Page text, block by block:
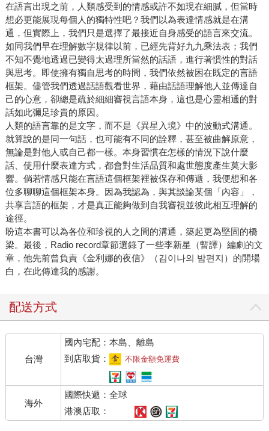
在語言出現之前，人類感受到的情感或許不如現在細膩，但當時
想必更能展現每個人的獨特性吧？我們以為表達情感就是在溝
通，但實際上，我們只是選擇了最接近自身感受的語言來交流。
如同我們早在理解數字規律以前，已經先背好九九乘法表；我們
不知不覺地透過已變得太過理所當然的話語，進行著慣性的對話
與思考。即使擁有獨自思考的時間，我們依然被困在既定的言語
框架。儘管我們透過話語觀看世界，藉由話語理解他人並傳達自
己的心意，卻總是疏於細細審視言語本身，這也是心靈相通的對
話如此彌足珍貴的原因。
人類的語言靠的是文字，而不是《異星入境》中的波動式溝通。
就算說的是同一句話，也可能有不同的詮釋，甚至被曲解原意，
無論是對他人或自己都一樣。本身習慣在怎樣的情況下說什麼
話、使用什麼表達方式，都會對生活品質和處世態度產生莫大影
響。倘若情感只能在言語這個框架裡被保存和傳遞，我便想和各
位多聊聊這個框架本身。因為我認為，與其談論某個「內容」，
共享言語的框架，才是真正能夠做到自我審視並彼此相互理解的
途徑。
盼這本書可以為各位和珍視的人之間的溝通，築起更為堅固的橋
梁。最後，Radio record章節選錄了一些李新星（暫譯）編劇的文
章，他先前曾負責《金利娜的夜信》（김이나의 밤편지）的開場
白，在此傳達我的感謝。
配送方式
台灣
國內宅配：本島、離島
到店取貨：
不限金額免運費
海外
國際快遞：全球
港澳店取：